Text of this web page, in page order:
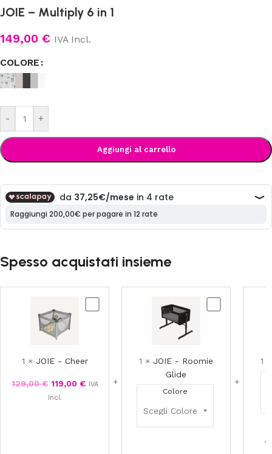
JOIE – Multiply 6 in 1
149,00 € IVA Incl.
COLORE
- +
Aggiungi al carrello
Spesso acquistati insieme
1 × JOIE - Cheer
129,00€ 119,00 €
IVA
Incl.
1 × JOIE - Roomie
Glide
Colore
1